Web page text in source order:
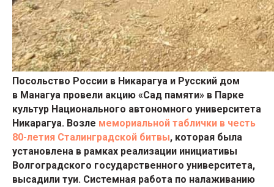
Посольство России в Никарагуа и Русский дом
в Манагуа провели акцию «Сад памяти» в Парке
культур Национального автономного университета
Никарагуа. Возле мемориальной таблички в честь
80-летия Сталинградской битвы, которая была
установлена в рамках реализации инициативы
Волгоградского государственного университета,
высадили туи. Системная работа по налаживанию